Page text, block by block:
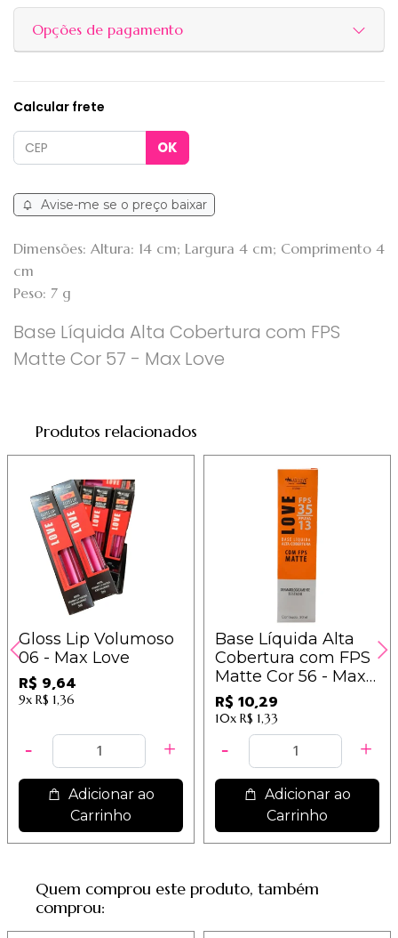
Opções de pagamento
Calcular frete
Avise-me se o preço baixar
Dimensões: Altura: 14 cm; Largura 4 cm; Comprimento 4
cm
Peso: 7 g
Base Líquida Alta Cobertura com FPS
Matte Cor 57 - Max Love
Produtos relacionados
Gloss Lip Volumoso
06 - Max Love
R$ 9,64
9x R$ 1,36
Adicionar ao
Carrinho
Base Líquida Alta
Cobertura com FPS
Matte Cor 56 - Max
Love
R$ 10,29
10x R$ 1,33
Adicionar ao
Carrinho
Quem comprou este produto, também
comprou: